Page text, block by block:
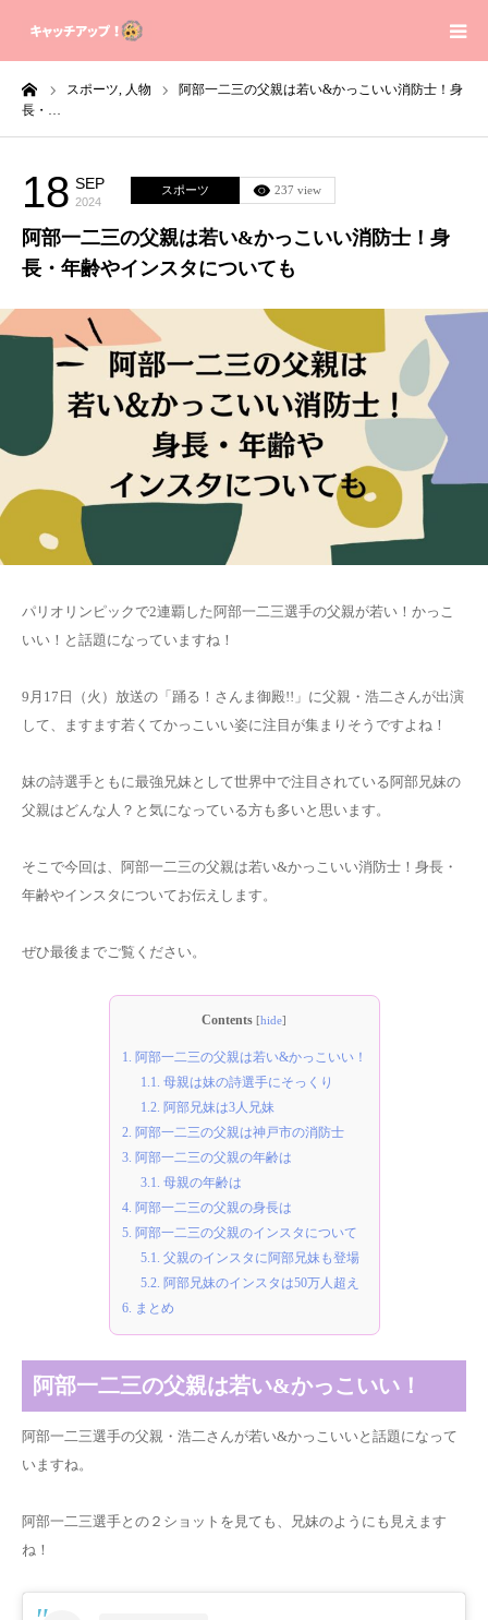
スポーツ, 人物
阿部一二三の父親は若い&かっこいい消防士！身
長・…
18 SEP
2024
スポーツ 237 view
阿部一二三の父親は若い&かっこいい消防士！身
長・年齢やインスタについても
パリオリンピックで2連覇した阿部一二三選手の父親が若い！かっこ
いい！と話題になっていますね！
9月17日（火）放送の「踊る！さんま御殿!!」に父親・浩二さんが出演
して、ますます若くてかっこいい姿に注目が集まりそうですよね！
妹の詩選手ともに最強兄妹として世界中で注目されている阿部兄妹の
父親はどんな人？と気になっている方も多いと思います。
そこで今回は、阿部一二三の父親は若い&かっこいい消防士！身長・
年齢やインスタについてお伝えします。
ぜひ最後までご覧ください。
Contents [hide]
1. 阿部一二三の父親は若い&かっこいい！
1.1. 母親は妹の詩選手にそっくり
1.2. 阿部兄妹は3人兄妹
2. 阿部一二三の父親は神戸市の消防士
3. 阿部一二三の父親の年齢は
3.1. 母親の年齢は
4. 阿部一二三の父親の身長は
5. 阿部一二三の父親のインスタについて
5.1. 父親のインスタに阿部兄妹も登場
5.2. 阿部兄妹のインスタは50万人超え
6. まとめ
阿部一二三の父親は若い&かっこいい！
阿部一二三選手の父親・浩二さんが若い&かっこいいと話題になって
いますね。
阿部一二三選手との２ショットを見ても、兄妹のようにも見えます
ね！
Home
Privacy Policy
About us
芸能人の身長体重